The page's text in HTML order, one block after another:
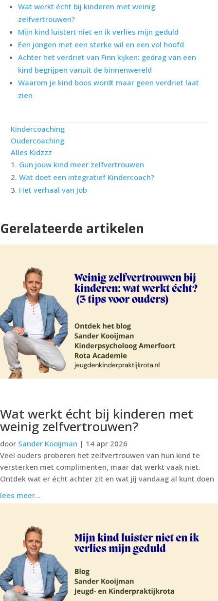
Wat werkt écht bij kinderen met weinig
zelfvertrouwen?
Mijn kind luistert niet en ik verlies mijn geduld
Een jongen met een sterke wil en een vol hoofd
Achter het verdriet van Finn kijken: gedrag van een
kind begrijpen vanuit de binnenwereld
Waarom je kind boos wordt maar geen verdriet laat
zien
Kindercoaching
Oudercoaching
Alles Kidzzz
Gun jouw kind meer zelfvertrouwen
Wat doet een integratief Kindercoach?
Het verhaal van Job
Gerelateerde artikelen
Wat werkt écht bij kinderen met
weinig zelfvertrouwen?
door Sander Kooijman | 14 apr 2026
Veel ouders proberen het zelfvertrouwen van hun kind te
versterken met complimenten, maar dat werkt vaak niet.
Ontdek wat er écht achter zit en wat jij vandaag al kunt doen
lees meer...